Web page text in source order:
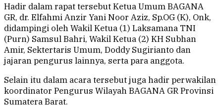
Hadir dalam rapat tersebut Ketua Umum BAGANA
GR, dr. Elfahmi Anzir Yani Noor Aziz, Sp.OG (K), Onk,
didampingi oleh Wakil Ketua (1) Laksamana TNI
(Purn) Samsul Bahri, Wakil Ketua (2) KH Subhan
Amir, Sektertaris Umum, Doddy Sugirianto dan
jajaran pengurus lainnya, serta para anggota.
Selain itu dalam acara tersebut juga hadir perwakilan
koordinator Pengurus Wilayah BAGANA GR Provinsi
Sumatera Barat.